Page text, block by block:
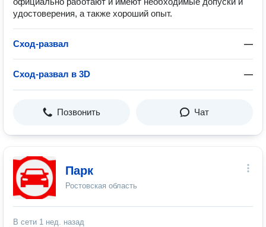
удостоверения, а также хороший опыт.
Сход-развал —
Сход-развал в 3D —
Позвонить Чат
Парк
Ростовская область
В сети 1 нед. назад